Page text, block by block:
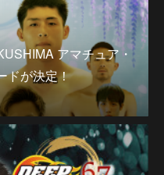
アマチュア・
ドが決定！